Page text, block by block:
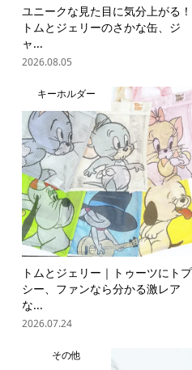
ユニークな見た目に気分上がる！
トムとジェリーのさかな缶、ジ
ャ...
2026.08.05
キーホルダー
トムとジェリー｜トゥーツにトプ
シー、ファンなら分かる激レア
な...
2026.07.24
その他